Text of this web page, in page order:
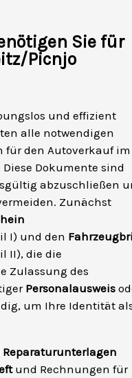
Sie für
Picnjo
und effizient
alle notwendigen
den Autoverkauf im
Dokumente sind
abzuschließen
Zunächst
I) und den
II), die die
Zulassung des
Personalausweis
um Ihre Identität
und Rechnungen für